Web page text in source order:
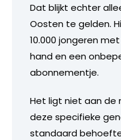
Dat blijkt echter
Oosten te gelden.
10.000 jongeren
hand en een
abonnementje.
Het ligt niet aan de
deze specifieke
standaard